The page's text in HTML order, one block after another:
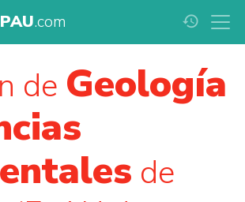
PAU.com history
de Geología
de